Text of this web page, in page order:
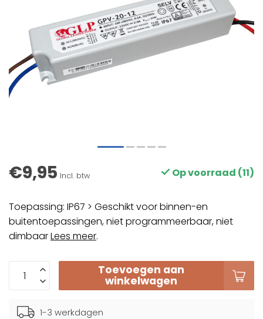
€9,95 Incl. btw Op voorraad (11)
Toepassing: IP67 > Geschikt voor binnen-en
buitentoepassingen, niet programmeerbaar, niet
dimbaarLees meer.
Toevoegen aan
winkelwagen
1-3 werkdagen